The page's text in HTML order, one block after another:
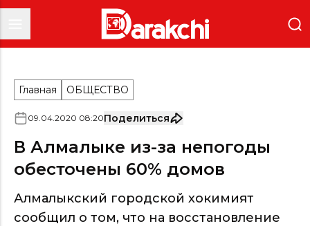
Главная ОБЩЕСТВО
09.04.2020 08:20Поделиться
В Алмалыке из-за непогоды
обесточены 60% домов
Алмалыкский городской хокимият
сообщил о том, что на восстановление